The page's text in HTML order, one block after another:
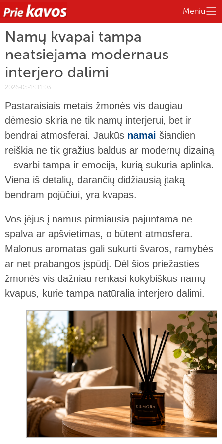
Meniu
Namų kvapai tampa
neatsiejama modernaus
interjero dalimi
2026-05-18 11:03
Pastaraisiais metais žmonės vis daugiau
dėmesio skiria ne tik namų interjerui, bet ir
bendrai atmosferai. Jaukūs namai šiandien
reiškia ne tik gražius baldus ar modernų dizainą
– svarbi tampa ir emocija, kurią sukuria aplinka.
Viena iš detalių, darančių didžiausią įtaką
bendram pojūčiui, yra kvapas.
Vos įėjus į namus pirmiausia pajuntama ne
spalva ar apšvietimas, o būtent atmosfera.
Malonus aromatas gali sukurti švaros, ramybės
ar net prabangos įspūdį. Dėl šios priežasties
žmonės vis dažniau renkasi kokybiškus namų
kvapus, kurie tampa natūralia interjero dalimi.